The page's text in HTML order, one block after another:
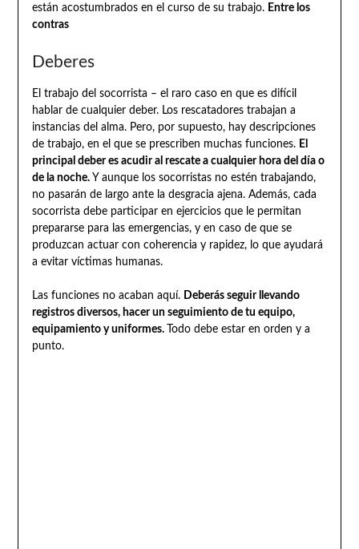
están acostumbrados en el curso de su trabajo. Entre los
contras
Deberes
El trabajo del socorrista – el raro caso en que es difícil
hablar de cualquier deber. Los rescatadores trabajan a
instancias del alma. Pero, por supuesto, hay descripciones
de trabajo, en el que se prescriben muchas funciones. El
principal deber es acudir al rescate a cualquier hora del día o
de la noche.Y aunque los socorristas no estén trabajando,
no pasarán de largo ante la desgracia ajena. Además, cada
socorrista debe participar en ejercicios que le permitan
prepararse para las emergencias, y en caso de que se
produzcan actuar con coherencia y rapidez, lo que ayudará
a evitar víctimas humanas.
Las funciones no acaban aquí. Deberás seguir llevando
registros diversos, hacer un seguimiento de tu equipo,
equipamiento y uniformes.
Todo debe estar en orden y a
punto.